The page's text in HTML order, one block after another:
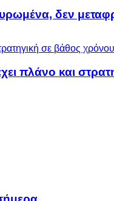
δεν
πλάνο και